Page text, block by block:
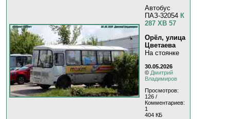
Автобус
ПАЗ-32054 К
287 ХВ 57
Орёл, улица
Цветаева
На стоянке
30.05.2026
© Дмитрий
Владимиров
Просмотров:
126 /
Комментариев:
1
404 КБ